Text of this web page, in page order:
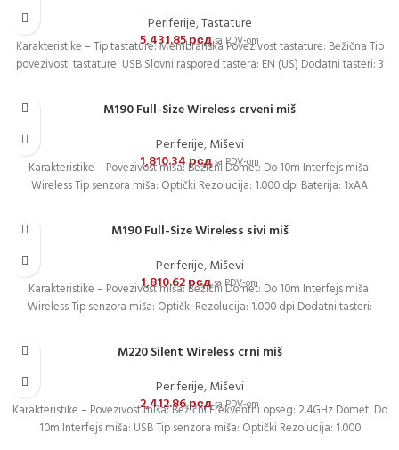
Periferije,Tastature
5,431.85рсдsa PDV-om
Karakteristike – Tip tastature: Membranska Povezivost tastature: Bežična Tip
povezivosti tastature: USB Slovni raspored tastera: EN (US) Dodatni tasteri: 3
M190 Full-Size Wireless crveni miš
Periferije,Miševi
1,810.34рсдsa PDV-om
Karakteristike – Povezivost miša: Bežični Domet: Do 10m Interfejs miša:
Wireless Tip senzora miša: Optički Rezolucija: 1.000 dpi Baterija: 1xAA
M190 Full-Size Wireless sivi miš
Periferije,Miševi
1,810.62рсдsa PDV-om
Karakteristike – Povezivost miša: Bežični Domet: Do 10m Interfejs miša:
Wireless Tip senzora miša: Optički Rezolucija: 1.000 dpi Dodatni tasteri:
M220 Silent Wireless crni miš
Periferije,Miševi
2,412.86рсдsa PDV-om
Karakteristike – Povezivost miša: Bežični Frekventni opseg: 2.4GHz Domet: Do
10m Interfejs miša: USB Tip senzora miša: Optički Rezolucija: 1.000